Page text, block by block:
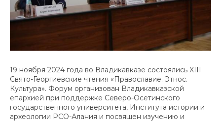
19 ноября 2024 года во Владикавказе состоялись XIII
Свято-Георгиевские чтения «Православие. Этнос.
Культура». Форум организован Владикавказской
епархией при поддержке Северо-Осетинского
государственного университета, Института истории и
археологии РСО-Алания и посвящен изучению и